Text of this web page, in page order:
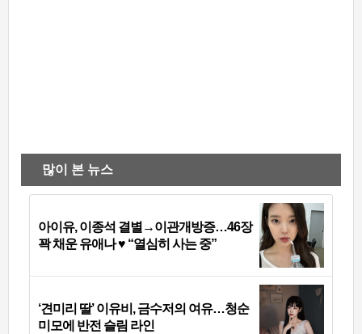
많이 본 뉴스
아이유, 이종석 결별→이관개방증…46장
꽉 채운 유애나 ♥ “열심히 사는 중”
‘견미리 딸’ 이유비, 금수저의 여유…청순
미모에 반전 슬림 라인